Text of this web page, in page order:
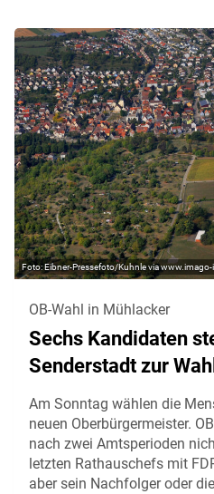
Eibner-Pressefoto/Kuhnle via
OB-Wahl in Mühlacker
Sechs Kandidaten
Senderstadt zur Wahl
Am Sonntag wählen die
neuen Oberbürgermeister.
nach zwei Amtsperioden
letzten Rathauschefs mit
aber sein Nachfolger oder